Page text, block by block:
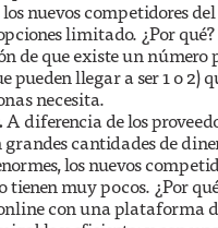
los nuevos competidores
limitado. ¿Por
de que existe un número
pueden llegar a ser 1 o 2)
necesita.
A diferencia de los
cantidades de
los nuevos
tienen muy pocos. ¿Por
con una plataforma